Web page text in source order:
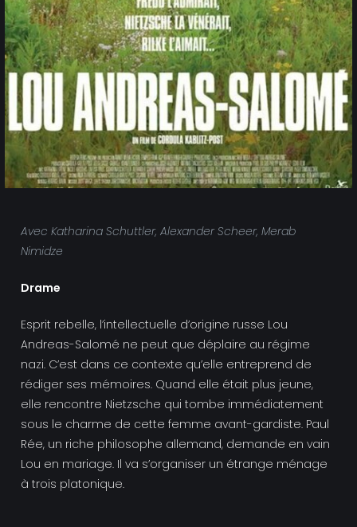
Avec Katharina Schuttler, Alexander Scheer, Merab
Nimidze
Drame
Esprit rebelle, l’intellectuelle d’origine russe Lou
Andreas-Salomé ne peut que déplaire au régime
nazi. C’est dans ce contexte qu’elle entreprend de
rédiger ses mémoires. Quand elle était plus jeune,
elle rencontre Nietzsche qui tombe immédiatement
sous le charme de cette femme avant-gardiste. Paul
Rée, un riche philosophe allemand, demande en vain
Lou en mariage. Il va s’organiser un étrange ménage
à trois platonique.